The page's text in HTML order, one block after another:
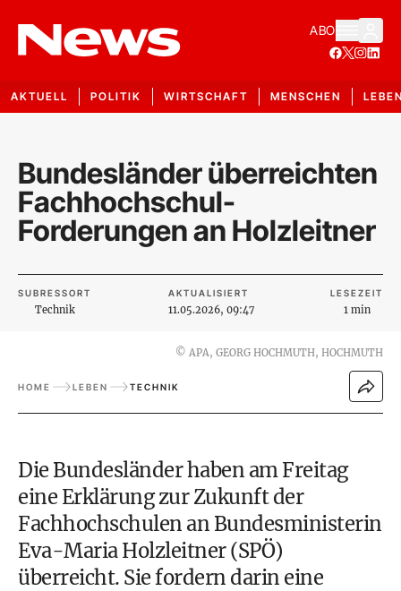
ABO
AKTUELL POLITIK WIRTSCHAFT MENSCHEN
Bundesländer überreichten
Fachhochschul-
Forderungen an Holzleitner
SUBRESSORT
Technik
AKTUALISIERT
11.05.2026, 09:47
LESEZEIT
1 min
© APA, GEORG HOCHMUTH, HOCHMUTH
HOME LEBEN TECHNIK
Die Bundesländer haben am Freitag
eine Erklärung zur Zukunft der
Fachhochschulen an Bundesministerin
Eva-Maria Holzleitner (SPÖ)
überreicht. Sie fordern darin eine